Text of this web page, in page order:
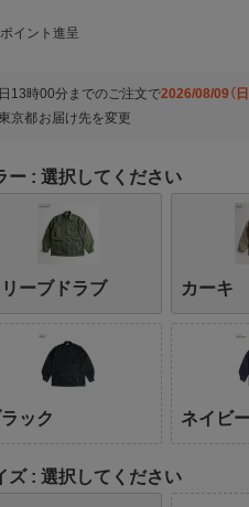
ポイント進呈
13時00分 までのご注文で2026/08/09（日
東京都お届け先を変更
ー 選択してください
ーブドラブ カーキ
ック ネイビー
ズ 選択してください